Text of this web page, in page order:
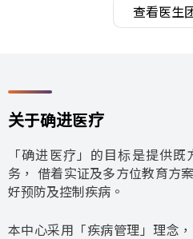
查看医生
关于确进医疗
「确进医疗」的目标是提供
务， 借着实证及多方位教育方
好预防及控制疾病。
本中心采用「疾病管理」理念